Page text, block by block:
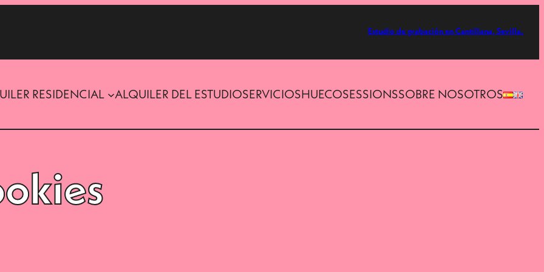
Estudio de grabación en Cantillana, Sevilla.
RESIDENCIAL ALQUILER DEL ESTUDIOSERVICIOSHUECOSESSIONSSOBRE NOSOTROS